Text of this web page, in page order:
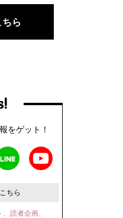
ら
をゲット！
ちら
読者企画、